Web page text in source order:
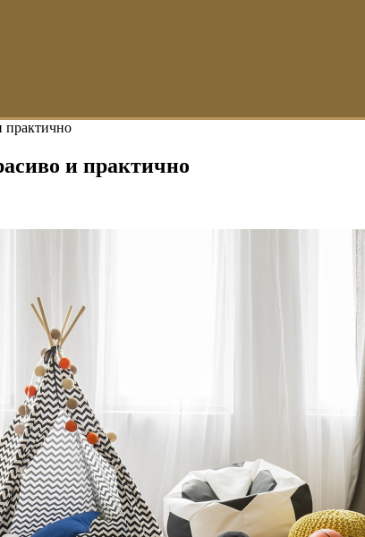
практично
и практично